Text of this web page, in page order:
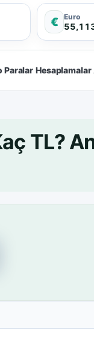
€ Euro
Paralar Hesaplamalar
TL?